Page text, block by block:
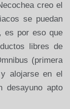
creo el
se puedan
es por eso que
libres de
(primera
alojarse en el
desayuno apto